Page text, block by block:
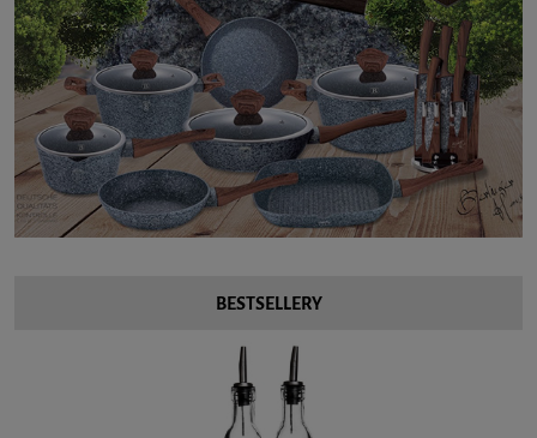
BESTSELLERY